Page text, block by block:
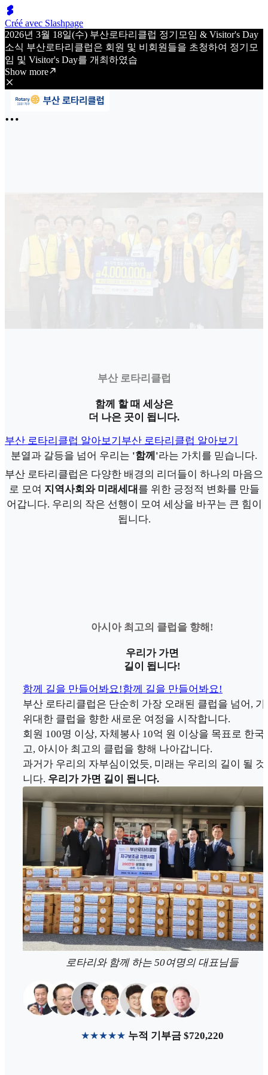
Créé avec Slashpage
2026년 3월 18일(수) 부산로타리클럽 정기모임 & Visitor's Day
소식 부산로타리클럽은 회원 및 비회원들을 초청하여 정기모
임 및 Visitor's Day를 개최하였습
Show more
부산 로타리클럽
함께 할 때 세상은
더 나은 곳이 됩니다.
부산 로타리클럽 알아보기 부산 로타리클럽 알아보기
분열과 갈등을 넘어 우리는 '함께'라는 가치를 믿습니다.
부산 로타리클럽은 다양한 배경의 리더들이 하나의 마음으
로 모여 지역사회와 미래세대 를 위한 긍정적 변화를 만들
어갑니다. 우리의 작은 선행이 모여 세상을 바꾸는 큰 힘이
됩니다.
아시아 최고의 클럽을 향해!
우리가 가면
길이 됩니다!
함께 길을 만들어봐요!함께 길을 만들어봐요!
부산 로타리클럽은 단순히 가장 오래된 클럽을 넘어, 가
위대한 클럽을 향한 새로운 여정을 시작합니다.
회원 100명 이상, 자체봉사 10억 원 이상을 목표로 한국
고, 아시아 최고의 클럽을 향해 나아갑니다.
과거가 우리의 자부심이었듯, 미래는 우리의 길이 될 것
니다. 우리가 가면 길이 됩니다.
로타리와 함께 하는 50여명의 대표님들
★★★★★ 누적 기부금 $720,220